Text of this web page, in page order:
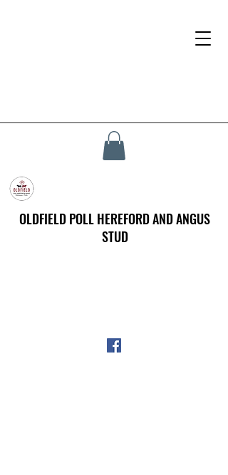
OLDFIELD POLL HEREFORD AND ANGUS
STUD